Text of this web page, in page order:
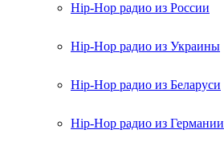
Hip-Hop радио из России
Hip-Hop радио из Украины
Hip-Hop радио из Беларуси
Hip-Hop радио из Германии